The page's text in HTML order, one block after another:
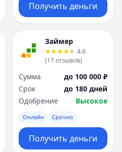
Получить деньги
Займер
4.6
(17отзывов)
Сумма
до 100 000 ₽
Срок
до 180 дней
Одобрение
Высокое
Онлайн Срочно
Получить деньги